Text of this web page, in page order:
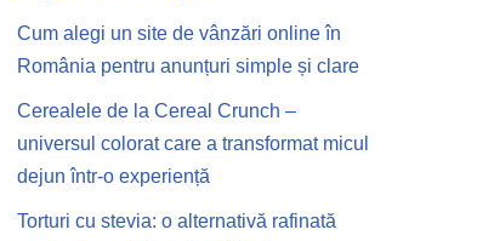
Cum alegi un site de vânzări online în
România pentru anunțuri simple și clare
Cerealele de la Cereal Crunch –
universul colorat care a transformat micul
dejun într-o experiență
Torturi cu stevia: o alternativă rafinată